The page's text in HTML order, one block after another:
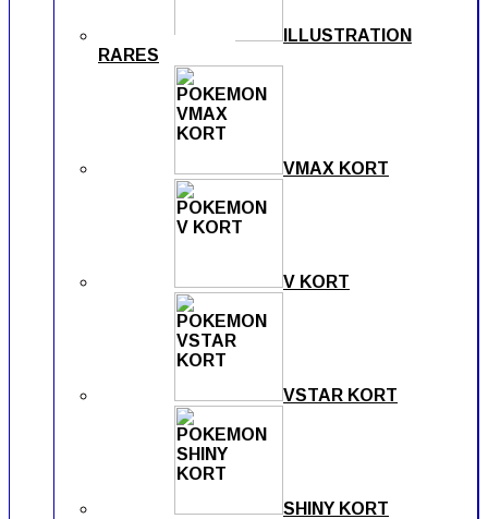
ILLUSTRATION
RARES
VMAX KORT
V KORT
VSTAR KORT
SHINY KORT